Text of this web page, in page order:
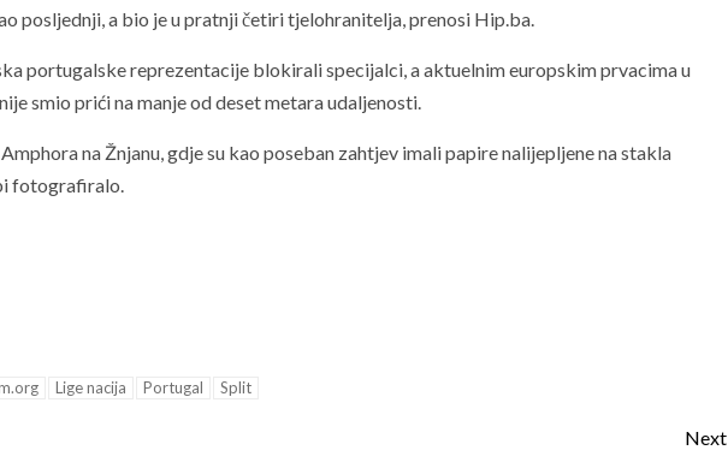
posljednji, a bio je u pratnji četiri tjelohranitelja, prenosi Hip.ba.
portugalske reprezentacije blokirali specijalci, a aktuelnim europskim prvacima u
smio prići na manje od deset metara udaljenosti.
na Žnjanu, gdje su kao poseban zahtjev imali papire nalijepljene na stakla
fotografiralo.
Lige nacija Portugal Split
Next